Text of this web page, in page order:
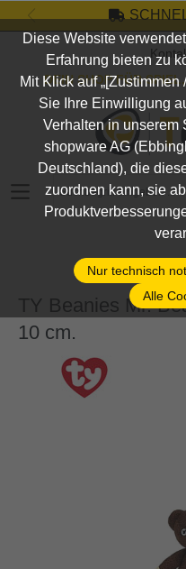
Zum Hauptinhalt springen
DEIN SHOP FÜR
Suchbegriff
TY Beanies Mr.
10 cm.
Diese Website
Erfahrung bieten zu
Mit Klick auf
Sie Ihre Einwilligung
Verhalten in unserem
shopware AG
Deutschland), die
zuordnen kann, sie
Nur technisch
Alle